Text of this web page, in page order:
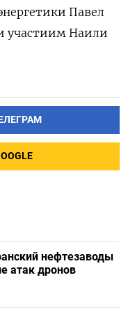
Павел
участиим Наили
нефтезаводы
атак дронов